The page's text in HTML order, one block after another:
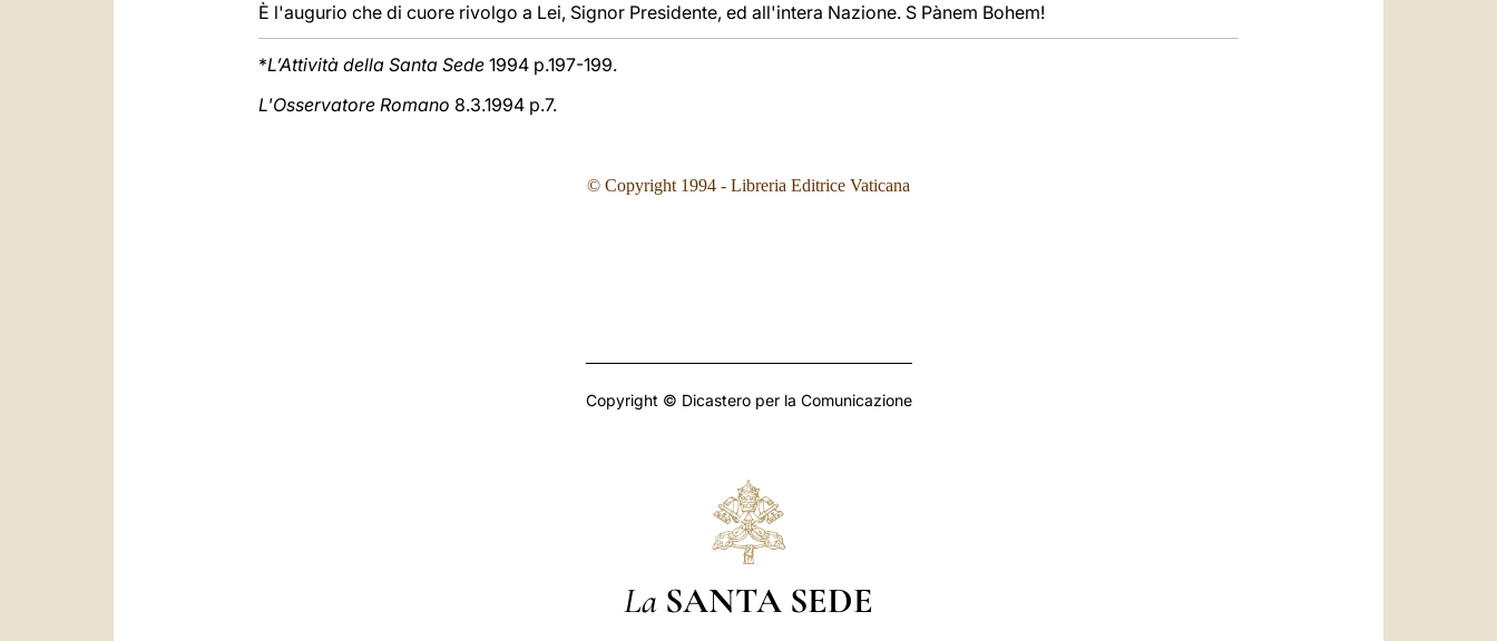
È l'augurio che di cuore rivolgo a Lei, Signor Presidente, ed all'intera Nazione. S Pànem Bohem!
*L’Attività della Santa Sede 1994 p.197-199.
L'Osservatore Romano 8.3.1994 p.7.
© Copyright 1994 - Libreria Editrice Vaticana
Copyright © Dicastero per la Comunicazione
La SANTA SEDE